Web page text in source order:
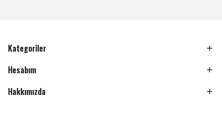
Kategoriler
Hesabım
Hakkımızda